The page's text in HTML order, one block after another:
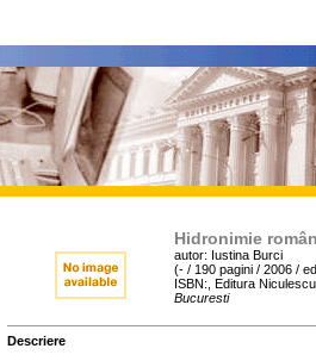
Hidronimie
autor: Iustina Burci
(- / 190 pagini / 2006 /
ISBN:, Editura Niculescu
Bucuresti
Descriere